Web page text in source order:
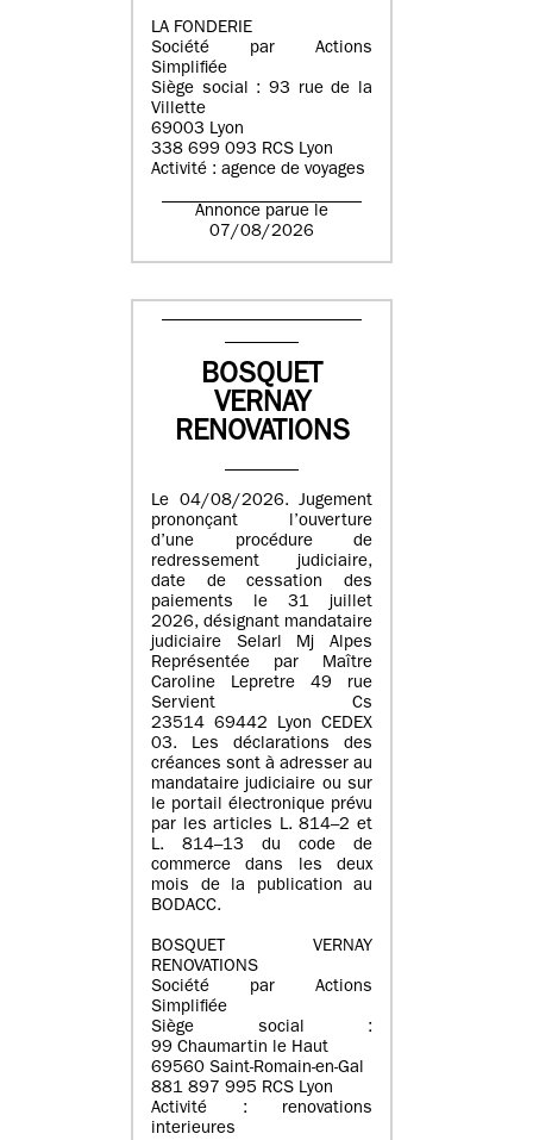
LA FONDERIE
Société par Actions
Simplifiée
Siège social : 93 rue de la
Villette
69003 Lyon
338 699 093 RCS Lyon
Activité : agence de voyages
Annonce parue le
07/08/2026
BOSQUET
VERNAY
RENOVATIONS
Le 04/08/2026. Jugement
prononçant l’ouverture
d’une procédure de
redressement judiciaire,
date de cessation des
paiements le 31 juillet
2026, désignant mandataire
judiciaire Selarl Mj Alpes
Représentée par Maître
Caroline Lepretre 49 rue
Servient Cs
23514 69442 Lyon CEDEX
03. Les déclarations des
créances sont à adresser au
mandataire judiciaire ou sur
le portail électronique prévu
par les articles L. 814–2 et
L. 814–13 du code de
commerce dans les deux
mois de la publication au
BODACC.
BOSQUET VERNAY
RENOVATIONS
Société par Actions
Simplifiée
Siège social :
99 Chaumartin le Haut
69560 Saint-Romain-en-Gal
881 897 995 RCS Lyon
Activité : renovations
interieures